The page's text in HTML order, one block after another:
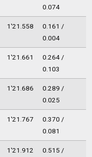
0.074
1'21.558
0.161 /
0.004
1'21.661
0.264 /
0.103
1'21.686
0.289 /
0.025
1'21.767
0.370 /
0.081
1'21.912 0.515 /